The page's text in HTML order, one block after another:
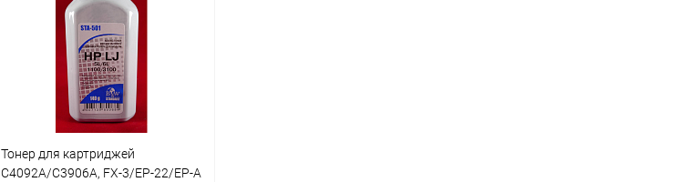
Купить в 1 клик Сравнение
В избранное В наличии
Тонер для картриджей
C4092A/C3906A, FX-3/EP-22/EP-A